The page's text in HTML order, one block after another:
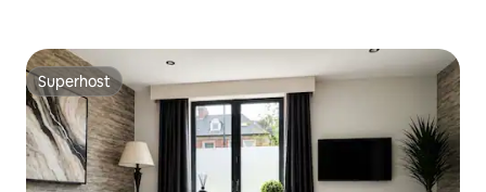
Superhost
Superhost